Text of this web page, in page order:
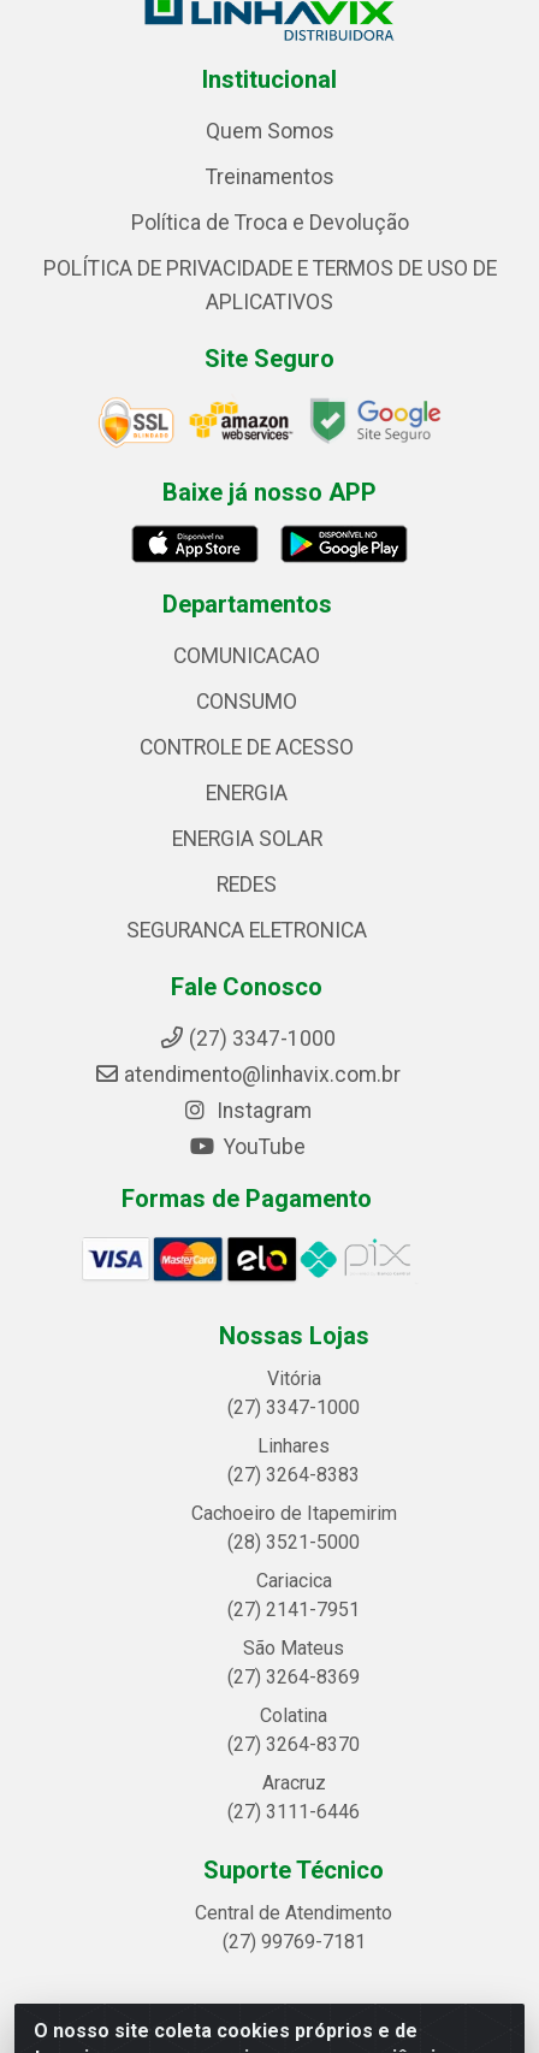
O nosso site coleta cookies próprios e de
Institucional
Quem Somos
Treinamentos
Política de Troca e Devolução
POLÍTICA DE PRIVACIDADE E TERMOS DE USO DE
APLICATIVOS
Site Seguro
Baixe já nosso APP
Departamentos
COMUNICACAO
CONSUMO
CONTROLE DE ACESSO
ENERGIA
ENERGIA SOLAR
REDES
SEGURANCA ELETRONICA
Fale Conosco
(27) 3347-1000
atendimento@linhavix.com.br
Instagram
YouTube
Formas de Pagamento
Nossas Lojas
Vitória
(27) 3347-1000
Linhares
(27) 3264-8383
Cachoeiro de Itapemirim
(28) 3521-5000
Cariacica
(27) 2141-7951
São Mateus
(27) 3264-8369
Colatina
(27) 3264-8370
Aracruz
(27) 3111-6446
Suporte Técnico
Central de Atendimento
(27) 99769-7181
Linhavix Distribuidora LTDA - Avenida Alegre, 2521 -